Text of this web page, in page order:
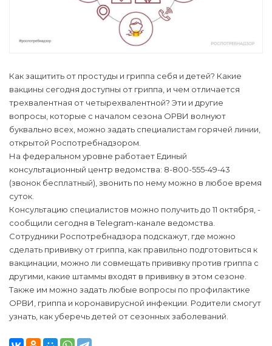
Как защитить от простуды и гриппа себя и детей? Какие
вакцины сегодня доступны от гриппа, и чем отличается
трехвалентная от четырехвалентной? Эти и другие
вопросы, которые с началом сезона ОРВИ волнуют
буквально всех, можно задать специалистам горячей линии,
открытой Роспотребнадзором.
На федеральном уровне работает Единый
консультационный центр ведомства: 8-800-555-49-43
(звонок бесплатный), звонить по нему можно в любое время
суток.
Консультацию специалистов можно получить до 11 октября, -
сообщили сегодня в Telegram-канале ведомства.
Сотрудники Роспотребнадзора подскажут, где можно
сделать прививку от гриппа, как правильно подготовиться к
вакцинации, можно ли совмещать прививку против гриппа с
другими, какие штаммы входят в прививку в этом сезоне.
Также им можно задать любые вопросы по профилактике
ОРВИ, гриппа и коронавирусной инфекции. Родители смогут
узнать, как уберечь детей от сезонных заболеваний.